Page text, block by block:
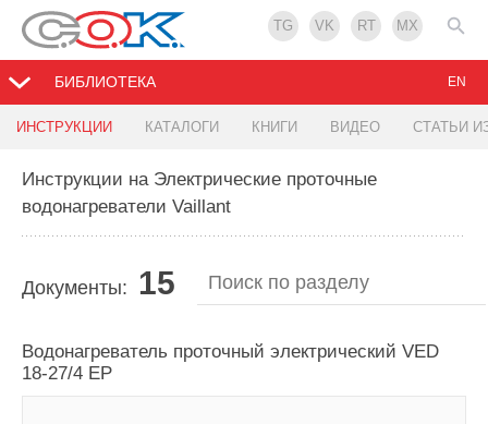
TG VK RT MX
БИБЛИОТЕКА
ИНСТРУКЦИИ КАТАЛОГИ КНИГИ ВИДЕО СТАТЬИ
EN
Инструкции на Электрические проточные
водонагреватели Vaillant
Документы: 15
Водонагреватель проточный электрический VED
18-27/4 EP